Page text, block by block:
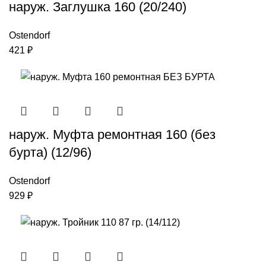
наруж. Заглушка 160 (20/240)
Ostendorf
421 ₽
наруж. Муфта ремонтная 160 (без
бурта) (12/96)
Ostendorf
929 ₽